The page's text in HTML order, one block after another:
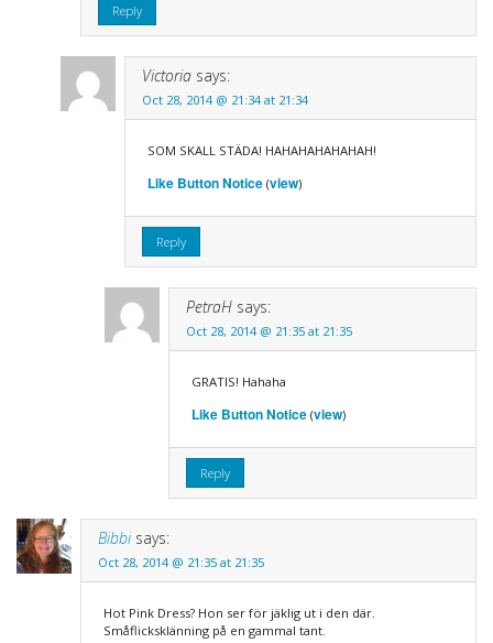
Reply
Victoria says:
Oct 28, 2014 @ 21:34 at 21:34
SOM SKALL STÄDA! HAHAHAHAHAHAH!
Like Button Notice(view)
Reply
PetraH says:
Oct 28, 2014 @ 21:35 at 21:35
GRATIS! Hahaha
Like Button Notice(view)
Reply
Bibbi says:
Oct 28, 2014 @ 21:35 at 21:35
Hot Pink Dress? Hon ser för jäklig ut i den där.
Småflicksklänning på en gammal tant.